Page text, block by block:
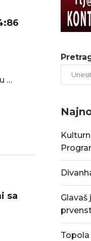
…
sa